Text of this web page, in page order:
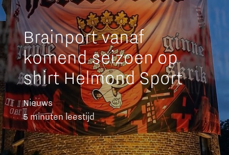
Brainport vanaf
komend seizoen op
shirt Helmond Sport
Nieuws
5 minuten leestijd